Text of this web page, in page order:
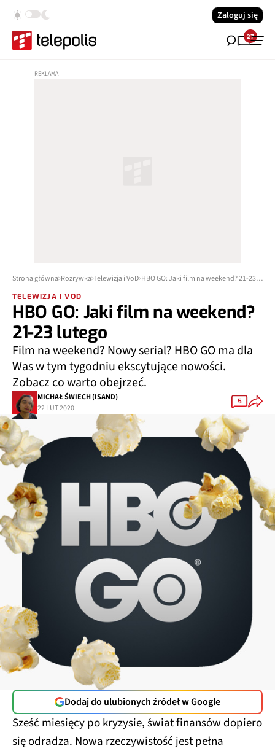
Zaloguj się
27
Strona główna Rozrywka Telewizja i VoD HBO GO: Jaki film na weekend? 21-23 lutego
TELEWIZJA I VOD
HBO GO: Jaki film na weekend?
21-23 lutego
Film na weekend? Nowy serial? HBO GO ma dla
Was w tym tygodniu ekscytujące nowości.
Zobacz co warto obejrzeć.
MICHAŁ ŚWIECH (ISAND)
22 LUT 2020
5
Dodaj do ulubionych źródeł w Google
Sześć miesięcy po kryzysie, świat finansów dopiero
się odradza. Nowa rzeczywistość jest pełna